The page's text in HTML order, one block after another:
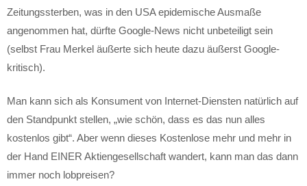
Zeitungssterben, was in den USA epidemische Ausmaße
angenommen hat, dürfte Google-News nicht unbeteiligt sein
(selbst Frau Merkel äußerte sich heute dazu äußerst Google-
kritisch).
Man kann sich als Konsument von Internet-Diensten natürlich auf
den Standpunkt stellen, „wie schön, dass es das nun alles
kostenlos gibt“. Aber wenn dieses Kostenlose mehr und mehr in
der Hand EINER Aktiengesellschaft wandert, kann man das dann
immer noch lobpreisen?